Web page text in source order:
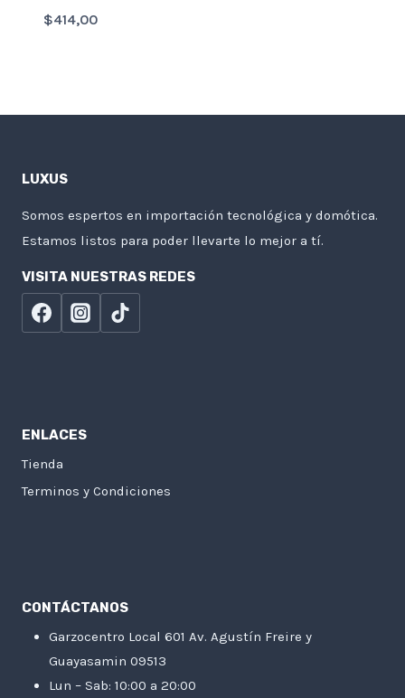
$414,00
LUXUS
Somos espertos en importación tecnológica y domótica.
Estamos listos para poder llevarte lo mejor a tí.
VISITA NUESTRAS REDES
ENLACES
Tienda
Terminos y Condiciones
CONTÁCTANOS
Garzocentro Local 601 Av. Agustín Freire y
Guayasamin 09513
Lun – Sab: 10:00 a 20:00